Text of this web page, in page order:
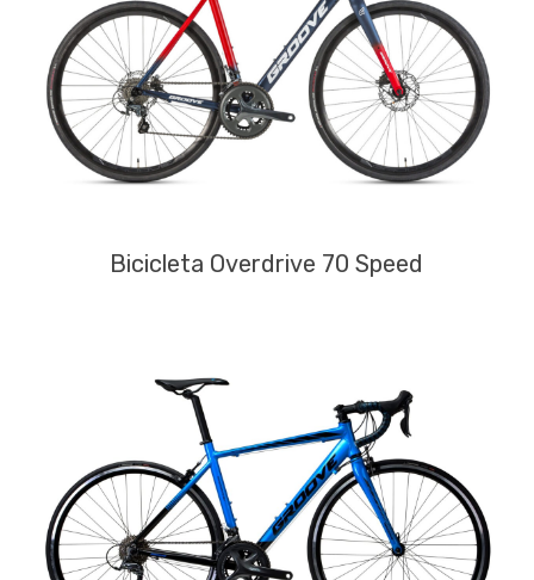
Bicicleta Overdrive 70 Speed